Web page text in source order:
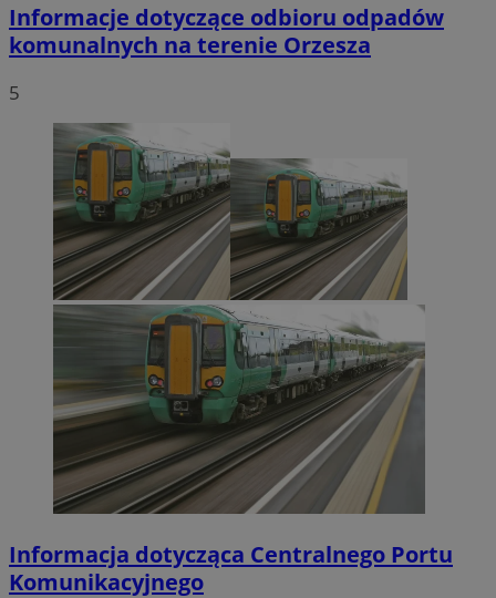
Informacje dotyczące odbioru odpadów
komunalnych na terenie Orzesza
5
Informacja dotycząca Centralnego Portu
Komunikacyjnego